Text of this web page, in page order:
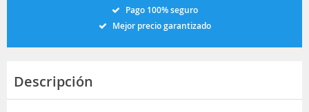
Pago 100% seguro
Mejor precio garantizado
Descripción